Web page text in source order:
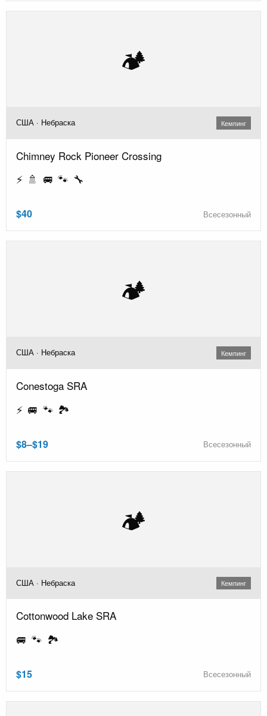
🏕️
США · Небраска Кемпинг
Chimney Rock Pioneer Crossing
⚡ 🚿 🚐 🐾 🔧
$40 Всесезонный
🏕️
США · Небраска Кемпинг
Conestoga SRA
⚡ 🚐 🐾 🏞️
$8–$19 Всесезонный
🏕️
США · Небраска Кемпинг
Cottonwood Lake SRA
🚐 🐾 🏞️
$15 Всесезонный